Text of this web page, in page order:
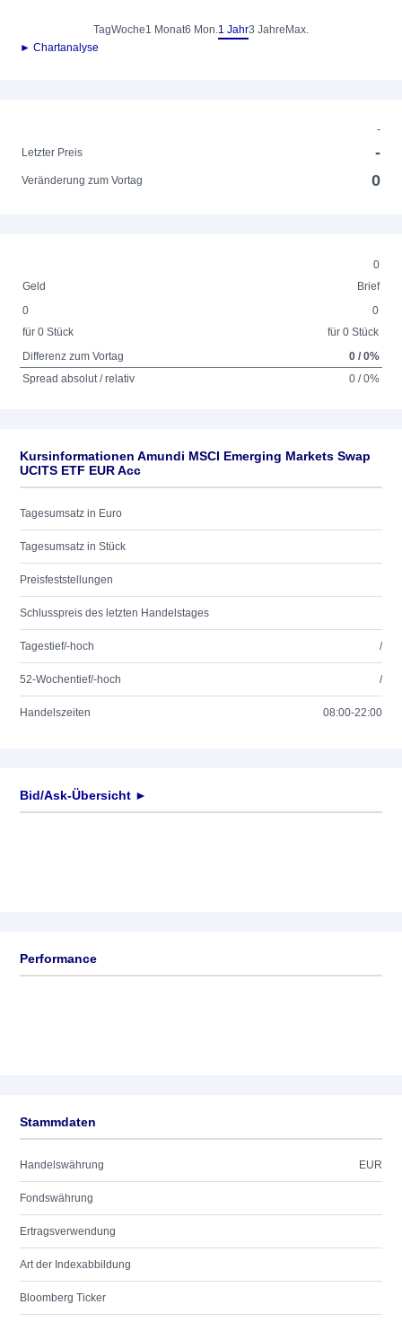
TagWoche1 Monat6 Mon.1 Jahr3 Jahre Max.
► Chartanalyse
-
Letzter Preis
-
Veränderung zum Vortag 0
0
Geld
Brief
0
für 0 Stück
0
für 0 Stück
Differenz zum Vortag
0 / 0%
Spread absolut / relativ
0 / 0%
Kursinformationen Amundi MSCI Emerging Markets Swap
UCITS ETF EUR Acc
Tagesumsatz in Euro
Tagesumsatz in Stück
Preisfeststellungen
Schlusspreis des letzten Handelstages
Tagestief/-hoch /
52-Wochentief/-hoch /
Handelszeiten 08:00-22:00
Bid/Ask-Übersicht ►
Performance
Stammdaten
Handelswährung EUR
Fondswährung
Ertragsverwendung
Art der Indexabbildung
Bloomberg Ticker